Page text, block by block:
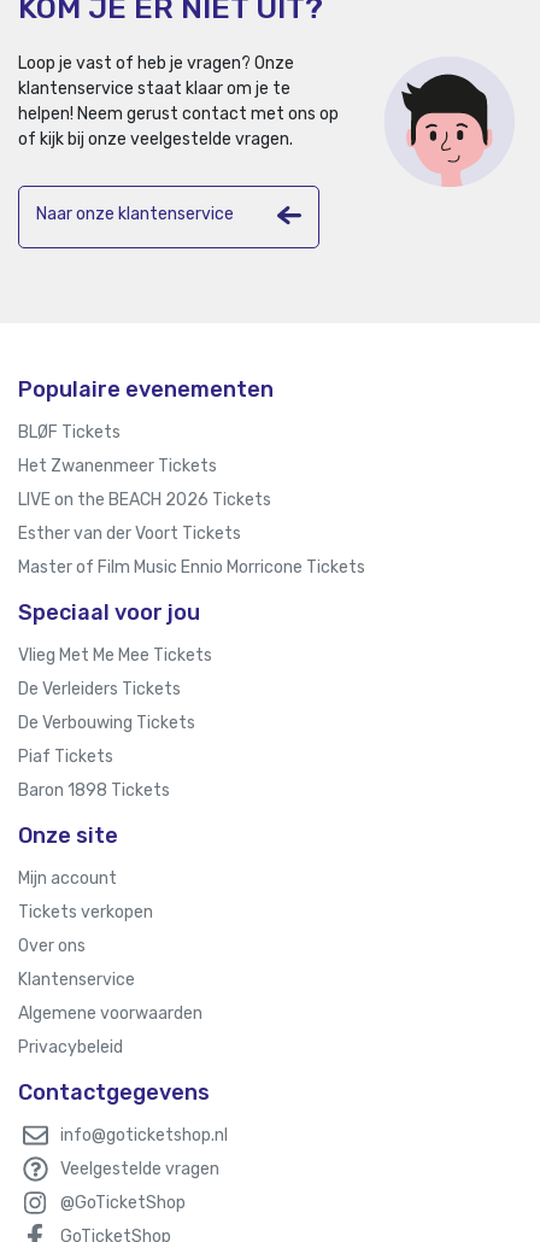
Loop je vast of heb je vragen? Onze
klantenservice staat klaar om je te
helpen! Neem gerust contact met ons op
of kijk bij onze veelgestelde vragen.
Naar onze klantenservice
Populaire evenementen
BLØF Tickets
Het Zwanenmeer Tickets
LIVE on the BEACH 2026 Tickets
Esther van der Voort Tickets
Master of Film Music Ennio Morricone Tickets
Speciaal voor jou
Vlieg Met Me Mee Tickets
De Verleiders Tickets
De Verbouwing Tickets
Piaf Tickets
Baron 1898 Tickets
Onze site
Mijn account
Tickets verkopen
Over ons
Klantenservice
Algemene voorwaarden
Privacybeleid
Contactgegevens
info@goticketshop.nl
Veelgestelde vragen
@GoTicketShop
GoTicketShop